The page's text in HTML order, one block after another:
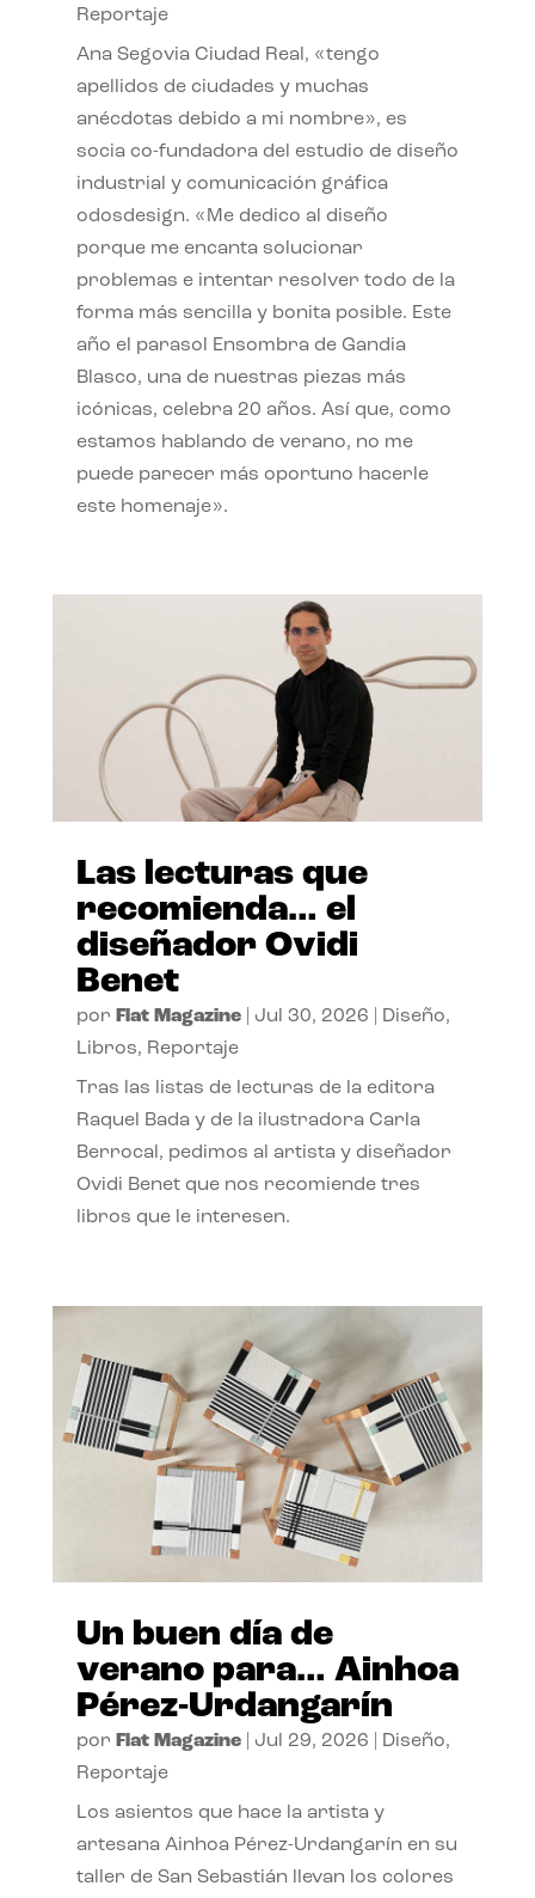
Reportaje
Ana Segovia Ciudad Real, «tengo
apellidos de ciudades y muchas
anécdotas debido a mi nombre», es
socia co-fundadora del estudio de diseño
industrial y comunicación gráfica
odosdesign. «Me dedico al diseño
porque me encanta solucionar
problemas e intentar resolver todo de la
forma más sencilla y bonita posible. Este
año el parasol Ensombra de Gandia
Blasco, una de nuestras piezas más
icónicas, celebra 20 años. Así que, como
estamos hablando de verano, no me
puede parecer más oportuno hacerle
este homenaje».
Las lecturas que
recomienda… el
diseñador Ovidi
Benet
por Flat Magazine| Jul 30, 2026 Diseño,
Libros, Reportaje
Tras las listas de lecturas de la editora
Raquel Bada y de la ilustradora Carla
Berrocal, pedimos al artista y diseñador
Ovidi Benet que nos recomiende tres
libros que le interesen.
Un buen día de
verano para… Ainhoa
Pérez-Urdangarín
por Flat Magazine| Jul 29, 2026 Diseño,
Reportaje
Los asientos que hace la artista y
artesana Ainhoa Pérez-Urdangarín en su
taller de San Sebastián llevan los colores